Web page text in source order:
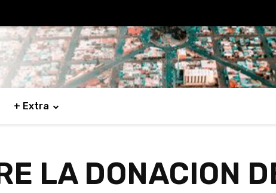
+ Extra
LA DONACION